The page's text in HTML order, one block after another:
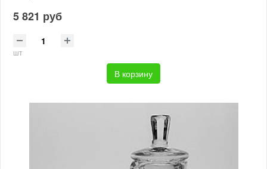
5 821 руб
шт
В корзину